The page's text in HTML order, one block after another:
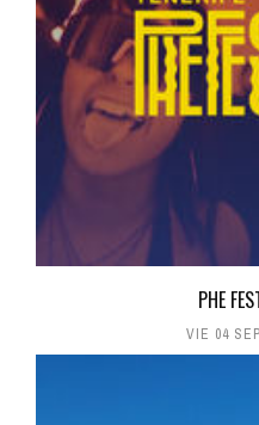
PHE
VIE 04 SEP